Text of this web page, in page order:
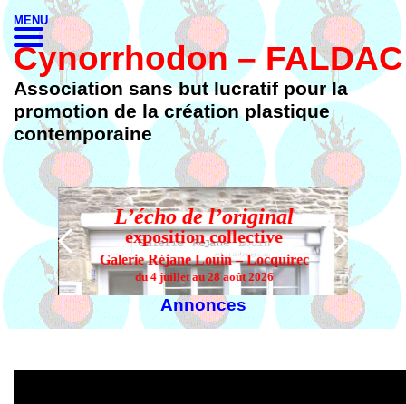
Cynorrhodon – FALDAC
Association sans but lucratif pour la
promotion de la création plastique
contemporaine
L’écho de l’original
exposition collective
Galerie Réjane Louin – Locquirec
du 4 juillet au 28 août 2026
Annonces
MENU